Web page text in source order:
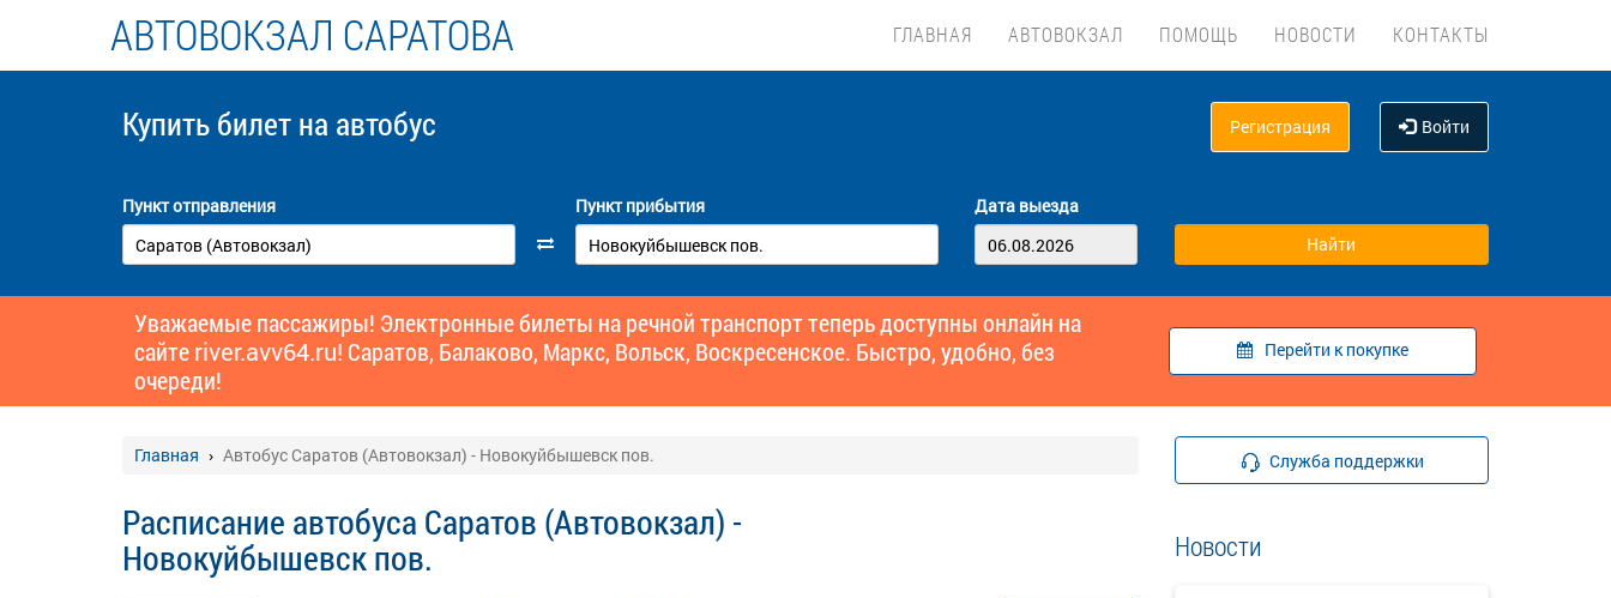
АВТОВОКЗАЛ САРАТОВА ГЛАВНАЯ АВТОВОКЗАЛ ПОМОЩЬ НОВОСТИ КОНТАКТЫ
Купить билет на автобус Регистрация Войти
Пункт отправления Пункт прибытия Дата выезда
Уважаемые пассажиры! Электронные билеты на речной транспорт теперь доступны онлайн на
сайтеriver.avv64.ru! Саратов, Балаково, Маркс, Вольск, Воскресенское. Быстро, удобно, без
очереди!
Перейти к покупке
Главная Автобус Саратов (Автовокзал) - Новокуйбышевск пов.
Расписание автобуса Саратов (Автовокзал) -
Новокуйбышевск пов.
Служба поддержки
Новости